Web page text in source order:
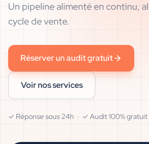
Un pipeline alimenté en continu,
cycle de vente.
Réserver un audit gratuit
Voir nos services
✓ Réponse sous 24h · ✓ Audit 100%